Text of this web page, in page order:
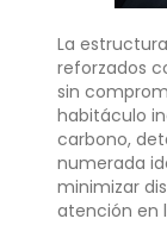
La
reforzados
sin
habitáculo
carbono,
numerada
minimizar
atención en